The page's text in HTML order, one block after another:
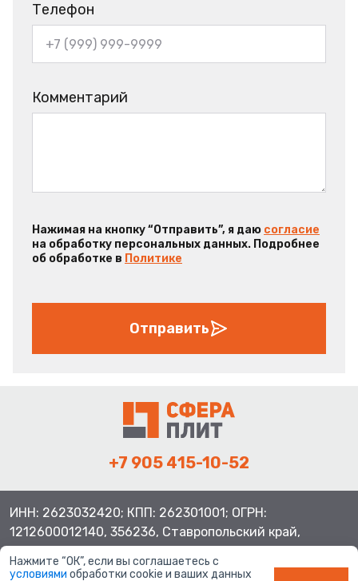
Телефон
Комментарий
Нажимая на кнопку “Отправить”, я даю согласие
на обработку персональных данных. Подробнее
об обработке в Политике
Отправить
+7 905 415-10-52
ИНН: 2623032420; КПП: 262301001; ОГРН:
1212600012140, 356236, Ставропольский край,
Шпаковский район, с.Верхнерусское, ул.Батайская 3
Нажмите “ОК”, если вы соглашаетесь с
условиями обработки cookie и ваших данных